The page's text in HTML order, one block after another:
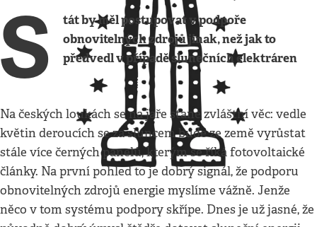
S
tát by měl postupovat v podpoře
obnovitelných zdrojů jinak, než jak to
předvedl v případě slunečních elektráren
Na českých loukách se na jaře stane zvláštní věc: vedle
květin deroucích se za sluncem bude ze země vyrůstat
stále více černých panelů, kterým se říká fotovoltaické
články. Na první pohled to je dobrý signál, že podporu
obnovitelných zdrojů energie myslíme vážně. Jenže
něco v tom systému podpory skřípe. Dnes je už jasné, že